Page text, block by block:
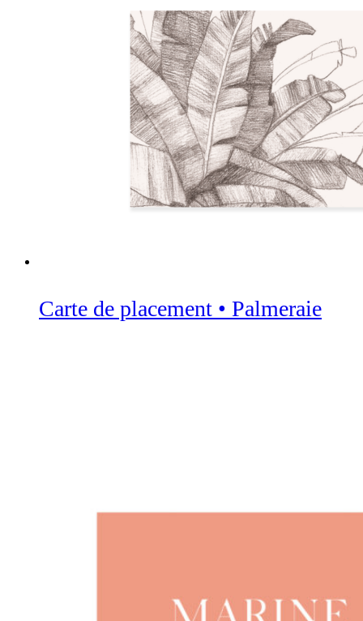
Carte de placement • Palmeraie